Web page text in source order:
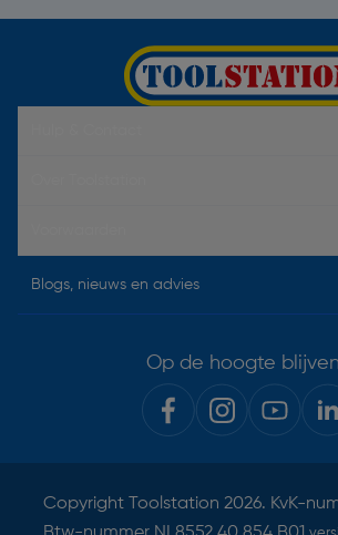
Blogs, nieuws en advies
Op de hoogte
Copyright Toolstation 2026. KvK-